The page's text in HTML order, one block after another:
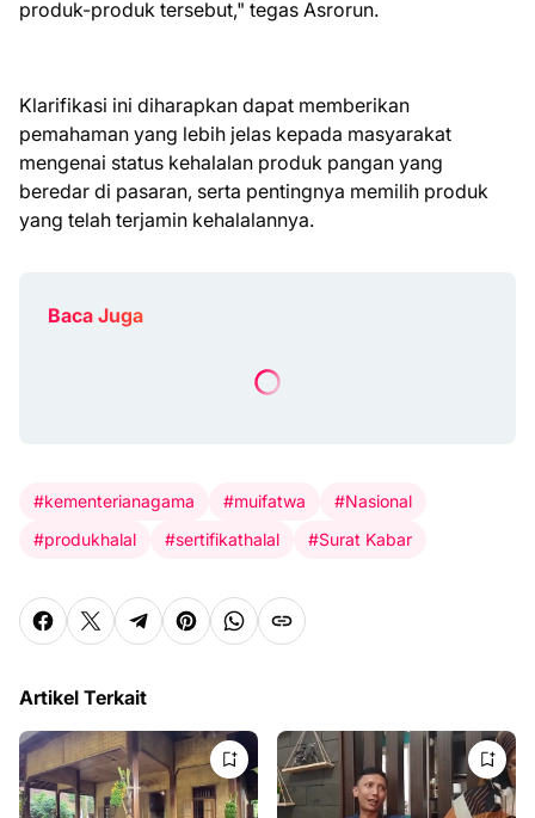
produk-produk tersebut," tegas Asrorun.
Klarifikasi ini diharapkan dapat memberikan
pemahaman yang lebih jelas kepada masyarakat
mengenai status kehalalan produk pangan yang
beredar di pasaran, serta pentingnya memilih produk
yang telah terjamin kehalalannya.
Baca Juga
#kementerianagama #muifatwa
#Nasional
#produkhalal
#sertifikathalal #Surat Kabar
Artikel Terkait